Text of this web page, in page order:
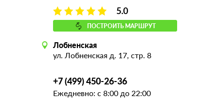
5.0
ПОСТРОИТЬ МАРШРУТ
Лобненская
ул. Лобненская д. 17, стр. 8
+7 (499) 450-26-36
Ежедневно: с 8:00 до 22:00